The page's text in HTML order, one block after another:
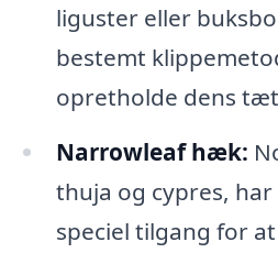
liguster eller
bestemt
opretholde dens
Narrowleaf hæk:
thuja og cypres,
speciel tilgang for